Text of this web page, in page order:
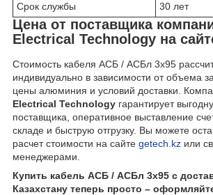
Срок службы
30 лет
Цена от поставщика
Electrical Technology на
Стоимость кабеля АСБ / АСБл 3х95
индивидуально в зависимости от объема
цены алюминия и условий доставки.
Electrical Technology гарантирует
поставщика, оперативное выставление
складе и быструю отгрузку. Вы можете
расчет стоимости на сайте getech.kz или
менеджерами.
Купить кабель АСБ / АСБл 3х95 с
Казахстану теперь просто –